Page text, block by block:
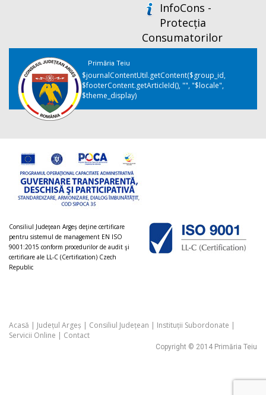
InfoCons -
Protecția
Consumatorilor
Primăria Teiu
$journalContentUtil.getContent($group_id,
$footerContent.getArticleId(), "", "$locale",
$theme_display)
Consiliul Judeţean Argeș deţine certificare
pentru sistemul de management EN ISO
9001:2015 conform procedurilor de audit şi
certificare ale LL-C (Certification) Czech
Republic
Acasă | Județul Argeș | Consiliul Județean | Instituții Subordonate |
Servicii Online | Contact
Copyright © 2014 Primăria Teiu